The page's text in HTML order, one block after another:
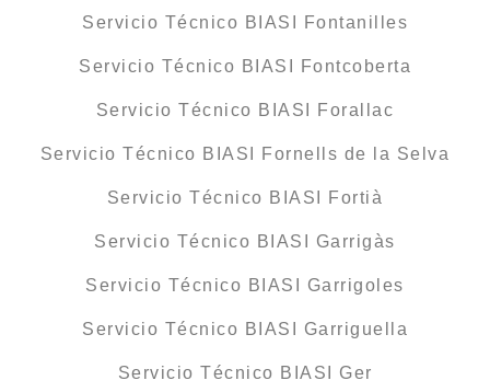
Servicio Técnico BIASI Fontanilles
Servicio Técnico BIASI Fontcoberta
Servicio Técnico BIASI Forallac
Servicio Técnico BIASI Fornells de la Selva
Servicio Técnico BIASI Fortià
Servicio Técnico BIASI Garrigàs
Servicio Técnico BIASI Garrigoles
Servicio Técnico BIASI Garriguella
Servicio Técnico BIASI Ger